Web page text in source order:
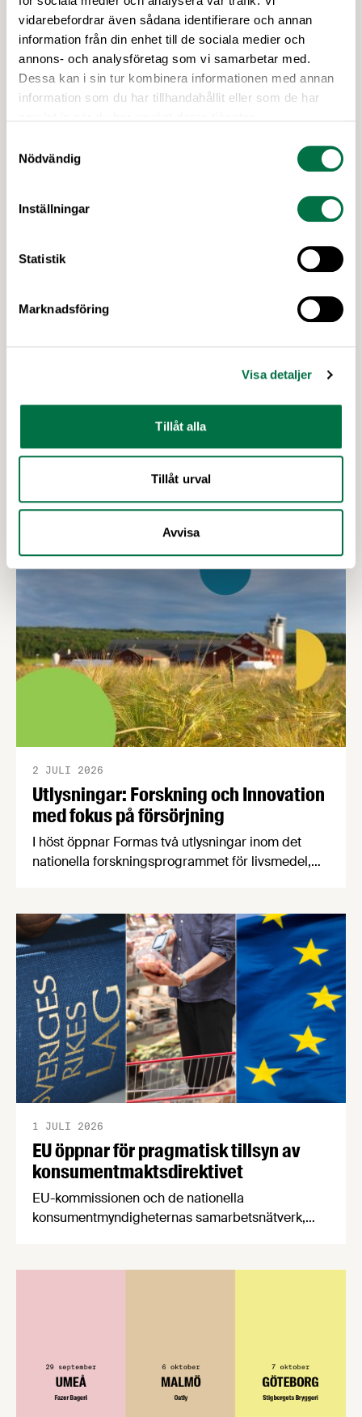
vidarebefordrar även sådana identifierare och annan
information från din enhet till de sociala medier och
annons- och analysföretag som vi samarbetar med.
Dessa kan i sin tur kombinera informationen med annan
information som du har tillhandahållit eller som de har
Nödvändig
Inställningar
Statistik
Marknadsföring
Visa detaljer
Tillåt alla
Tillåt urval
Avvisa
Den 23 juni arrangerar vi seminarier om
gårdsförsäljning och tillväxtpotentialen i svensk
livsmedelsproduktion, följt av Almedalens godaste
mingel. Den 24 juni arrangerar vi seminarium om
hållbarhet och transporter samt ett gemensamt
Almedalen! Den 23 juni är det dags för
Branschträffar i höst - anmälan öppen!
I höst arrangerar vi våra uppskattade
branschträffar i Umeå, Malmö och Göteborg.
informera om aktuella frågor samtidigt som du
kan träffa branschkollegor och utbyta
erfarenheter. På Livsmedelsföretagens
viktiga för livsmedelsföretagare att ha koll på.
Senaste nytt
Utlysningar: Forskning och Innovation
med fokus på försörjning
2 JULI 2026
I höst öppnar Formas två utlysningar inom det
nationella forskningsprogrammet för livsmedel,
en motståndskraftig livsmedelsförsörjning", och
båda syftar till att bana väg för innovationer som
stärker Sveriges livsmedelsförsörjning.
EU öppnar för pragmatisk tillsyn av
konsumentmaktsdirektivet
1 JULI 2026
EU-kommissionen och de nationella
konsumentmyndigheternas samarbetsnätverk,